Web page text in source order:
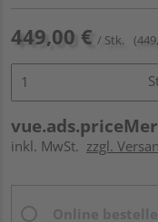
449,00 € / Stk.
inkl. MwSt. zzgl.